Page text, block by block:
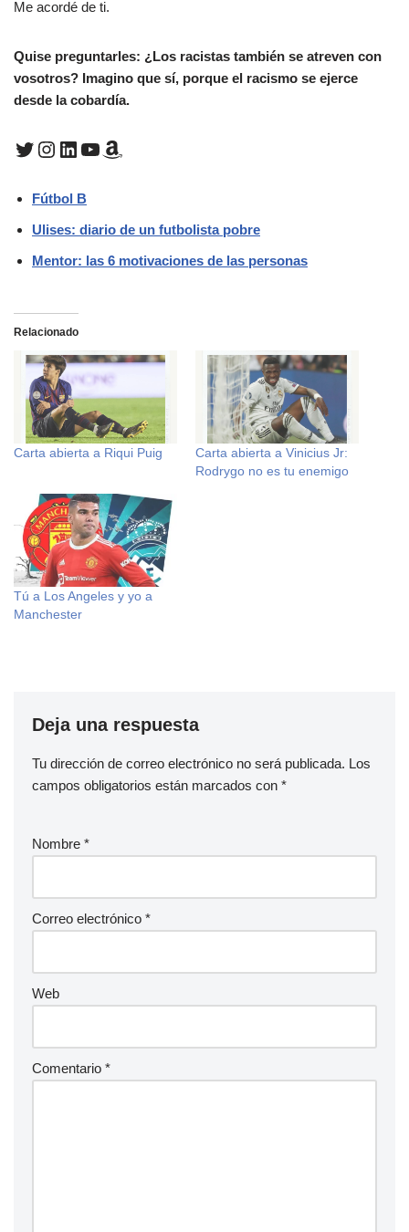
Me acordé de ti.
Quise preguntarles: ¿Los racistas también se atreven con
vosotros? Imagino que sí, porque el racismo se ejerce
desde la cobardía.
Fútbol B
Ulises: diario de un futbolista pobre
Mentor: las 6 motivaciones de las personas
Relacionado
Carta abierta a Riqui Puig
Carta abierta a Vinicius Jr:
Rodrygo no es tu enemigo
Tú a Los Angeles y yo a
Manchester
Deja una respuesta
Tu dirección de correo electrónico no será publicada. Los
campos obligatorios están marcados con *
Nombre *
Correo electrónico *
Web
Comentario *